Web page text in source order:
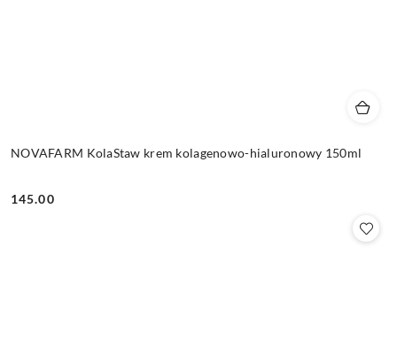
NOVAFARM KolaStaw krem kolagenowo-hialuronowy 150ml
Cena:
145.00